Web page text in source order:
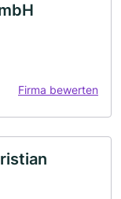
Firma bewerten